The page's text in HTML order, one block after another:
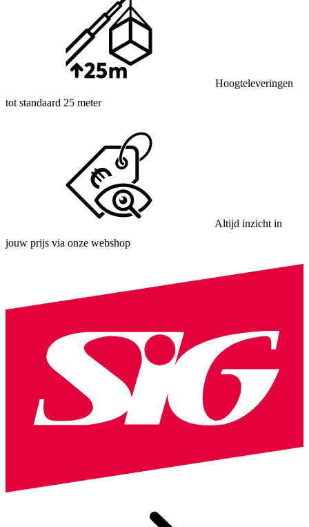
Hoogteleveringen
tot standaard 25 meter
Altijd inzicht in
jouw prijs via onze webshop